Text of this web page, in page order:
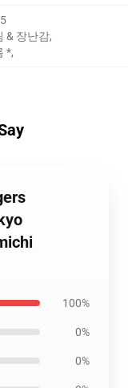
& 장난감,
*,
100%
0%
0%